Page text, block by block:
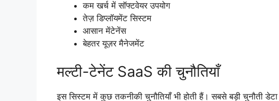
कम खर्च में सॉफ्टवेयर उपयोग
तेज़ डिप्लॉयमेंट सिस्टम
आसान मेंटेनेंस
बेहतर यूज़र मैनेजमेंट
मल्टी-टेनेंट SaaS की चुनौतियाँ
इस सिस्टम में कुछ तकनीकी चुनौतियाँ भी होती हैं। सबसे बड़ी चुनौती